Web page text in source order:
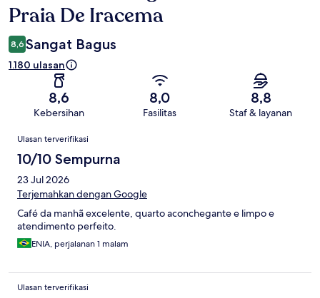
Praia De Iracema
8,6 Sangat Bagus
1.180 ulasan
8,6
Kebersihan
8,0
Fasilitas
8,8
Staf & layanan
Ulasan
Ulasan terverifikasi
10/10 Sempurna
23 Jul 2026
Terjemahkan dengan Google
Café da manhã excelente, quarto aconchegante e limpo e
atendimento perfeito.
ENIA, perjalanan 1 malam
Ulasan terverifikasi